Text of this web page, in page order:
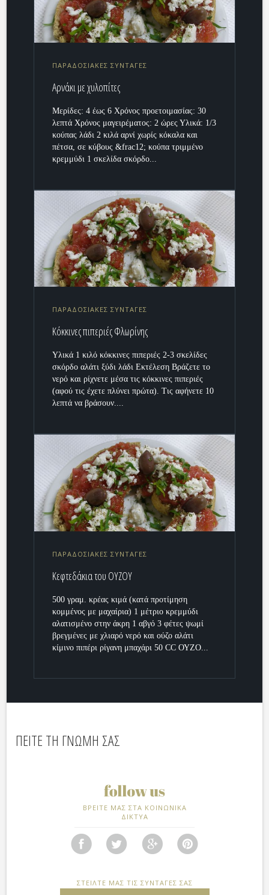
ΠΑΡΑΔΟΣΙΑΚΕΣ ΣΥΝΤΑΓΕΣ
Αρνάκι με χυλοπίτες
Μερίδες: 4 έως 6 Χρόνος προετοιμασίας: 30
λεπτά Χρόνος μαγειρέματος: 2 ώρες Υλικά: 1/3
κούπας λάδι 2 κιλά αρνί χωρίς κόκαλα και
πέτσα, σε κύβους &frac12; κούπα τριμμένο
κρεμμύδι 1 σκελίδα σκόρδο...
ΠΑΡΑΔΟΣΙΑΚΕΣ ΣΥΝΤΑΓΕΣ
Κόκκινες πιπεριές Φλωρίνης
Υλικά 1 κιλό κόκκινες πιπεριές 2-3 σκελίδες
σκόρδο αλάτι ξύδι λάδι Εκτέλεση Βράζετε το
νερό και ρίχνετε μέσα τις κόκκινες πιπεριές
(αφού τις έχετε πλύνει πρώτα). Τις αφήνετε 10
λεπτά να βράσουν....
ΠΑΡΑΔΟΣΙΑΚΕΣ ΣΥΝΤΑΓΕΣ
Κεφτεδάκια του ΟΥΖΟΥ
500 γραμ. κρέας κιμά (κατά προτίμηση
κομμένος με μαχαίρια) 1 μέτριο κρεμμύδι
αλατισμένο στην άκρη 1 αβγό 3 φέτες ψωμί
βρεγμένες με χλιαρό νερό και ούζο αλάτι
κίμινο πιπέρι ρίγανη μπαχάρι 50 CC ΟΥΖΟ...
ΠΕΙΤΕ ΤΗ ΓΝΩΜΗ ΣΑΣ
ΒΡΕΙΤΕ ΜΑΣ ΣΤΑ ΚΟΙΝΩΝΙΚΑ
ΔΙΚΤΥΑ
ΣΤΕΙΛΤΕ ΜΑΣ ΤΙΣ ΣΥΝΤΑΓΕΣ ΣΑΣ